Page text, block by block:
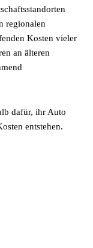
regionalen
Kosten vieler
an älteren
dafür, ihr Auto
entstehen.